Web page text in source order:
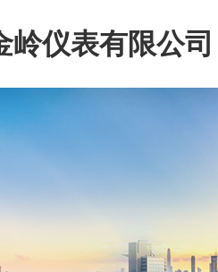
岭仪表有限公司